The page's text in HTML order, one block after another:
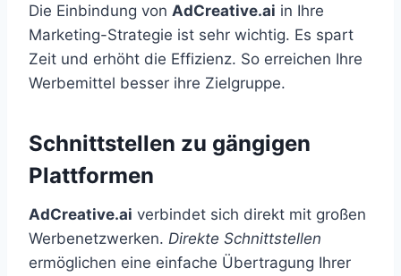
Die Einbindung von AdCreative.ai in Ihre
Marketing-Strategie ist sehr wichtig. Es spart
Zeit und erhöht die Effizienz. So erreichen Ihre
Werbemittel besser ihre Zielgruppe.
Schnittstellen zu gängigen
Plattformen
AdCreative.ai verbindet sich direkt mit großen
Werbenetzwerken. Direkte Schnittstellen
ermöglichen eine einfache Übertragung Ihrer